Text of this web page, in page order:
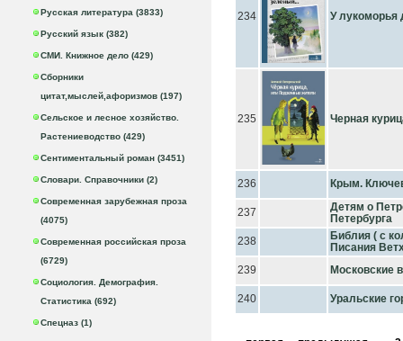
Русская литература (3833)
Русский язык (382)
СМИ. Книжное дело (429)
Сборники
цитат,мыслей,афоризмов (197)
Сельское и лесное хозяйство.
Растениеводство (429)
Сентиментальный роман (3451)
Словари. Справочники (2)
Современная зарубежная проза
(4075)
Современная российская проза
(6729)
Социология. Демография.
Статистика (692)
Спецназ (1)
234 У лукоморья
235 Черная
236 Крым.
237
Детям о
Петербурга
238
Библия ( с
Писания
239
Московские
240 Уральские